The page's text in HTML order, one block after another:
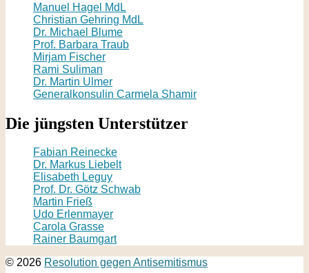
Manuel Hagel MdL
Christian Gehring MdL
Dr. Michael Blume
Prof. Barbara Traub
Mirjam Fischer
Rami Suliman
Dr. Martin Ulmer
Generalkonsulin Carmela Shamir
Die jüngsten Unterstützer
Fabian Reinecke
Dr. Markus Liebelt
Elisabeth Leguy
Prof. Dr. Götz Schwab
Martin Frieß
Udo Erlenmayer
Carola Grasse
Rainer Baumgart
© 2026 Resolution gegen Antisemitismus